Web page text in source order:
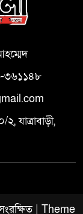
৩৬১১৪৮
যাত্রাবাড়ী,
সংরক্ষিত | Theme